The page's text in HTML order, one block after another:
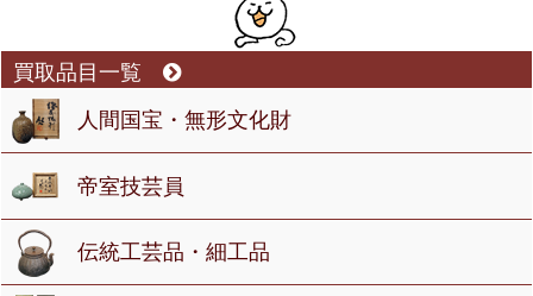
買取品目一覧
人間国宝・無形文化財
帝室技芸員
伝統工芸品・細工品